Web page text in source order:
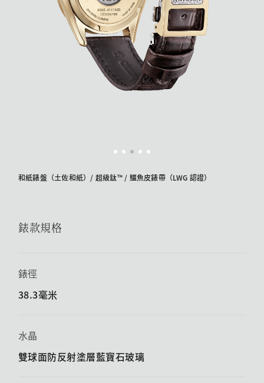
和紙錶盤（土佐和紙）/ 超級鈦™ / 鱷魚皮錶帶（LWG 認證）
錶款規格
錶徑
38.3毫米
水晶
雙球面防反射塗層藍寶石玻璃